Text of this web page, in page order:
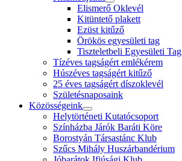
Elismerő Oklevél
Kitüntető plakett
Ezüst kitűző
Örökös egyesületi tag
Tiszteletbeli Egyesületi Tag
Tízéves tagságért emlékérem
Húszéves tagságért kitűző
25 éves tagságért díszoklevél
Születésnaposaink
Közösségeink
Helytörténeti Kutatócsoport
Színházba Járók Baráti Köre
Borostyán Társastánc Klub
Szűcs Mihály Huszárbandérium